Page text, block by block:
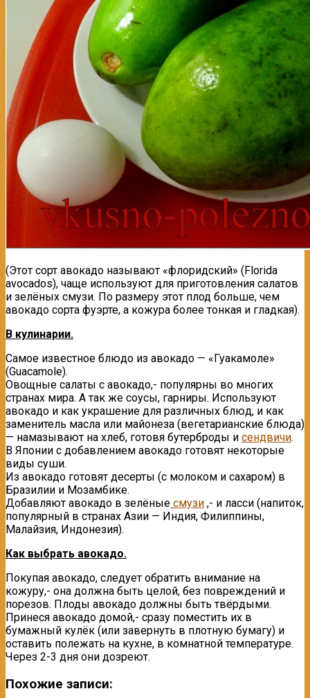
(Этот сорт авокадо называют «флоридский» (Florida
avocados), чаще используют для приготовления салатов
и зелёных смузи. По размеру этот плод больше, чем
авокадо сорта фуэрте, а кожура более тонкая и гладкая).
B кулинарии.
Самое известное блюдо из авокадо — «Гуакамоле»
(Guacamole).
Овощные салаты с авокадо,- популярны во многих
странах мира. А так же соусы, гарниры. Используют
авокадо и как украшение для различных блюд, и как
заменитель масла или майонеза (вегетарианские блюда)
— намазывают на хлеб, готовя бутерброды и сендвичи.
В Японии с добавлением авокадо готовят некоторые
виды суши.
Из авокадо готовят десерты (с молоком и сахаром) в
Бразилии и Мозамбике.
Добавляют авокадо в зелёные смузи ,- и ласси (напиток,
популярный в странах Азии — Индия, Филиппины,
Малайзия, Индонезия).
Как выбрать авокадо.
Покупая авокадо, следует обратить внимание на
кожуру,- она должна быть целой, без повреждений и
порезов. Плоды авокадо должны быть твёрдыми.
Принеся авокадо домой,- сразу поместить их в
бумажный кулёк (или завернуть в плотную бумагу) и
оставить полежать на кухне, в комнатной температуре.
Через 2-3 дня они дозреют.
Похожие записи: